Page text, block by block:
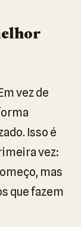
vez de
Isso é
vez:
mas
que fazem